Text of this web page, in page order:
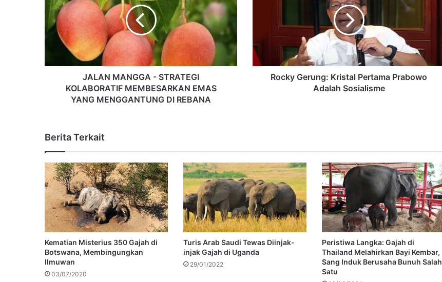
JALAN MANGGA - STRATEGI
KOLABORATIF MEMBESARKAN EMAS
YANG MENGGANTUNG DI REBANA
Rocky Gerung: Kristal Pertama Prabowo
Adalah Sosialisme
Berita Terkait
Kematian Misterius 350 Gajah di
Botswana, Membingungkan
Ilmuwan
03/07/2020
Turis Arab Saudi Tewas Diinjak-
injak Gajah di Uganda
29/01/2022
Peristiwa Langka: Gajah di
Thailand Melahirkan Bayi Kembar,
Sang Induk Berusaha Bunuh Salah
Satu